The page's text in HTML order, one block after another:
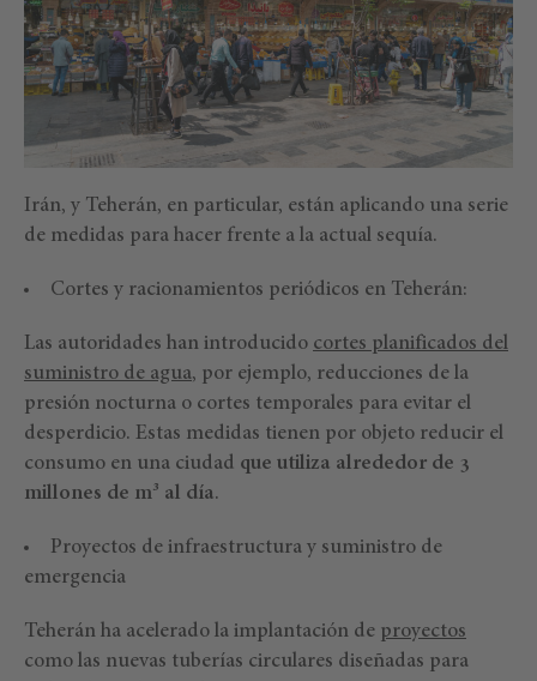
Irán, y Teherán, en particular, están aplicando una serie
de medidas para hacer frente a la actual sequía.
Cortes y racionamientos periódicos en Teherán:
Las autoridades han introducido cortes planificados del
suministro de agua, por ejemplo, reducciones de la
presión nocturna o cortes temporales para evitar el
desperdicio. Estas medidas tienen por objeto reducir el
consumo en una ciudad que utiliza alrededor de 3
millones de m³ al día.
Proyectos de infraestructura y suministro de
emergencia
Teherán ha acelerado la implantación de proyectos
como las nuevas tuberías circulares diseñadas para